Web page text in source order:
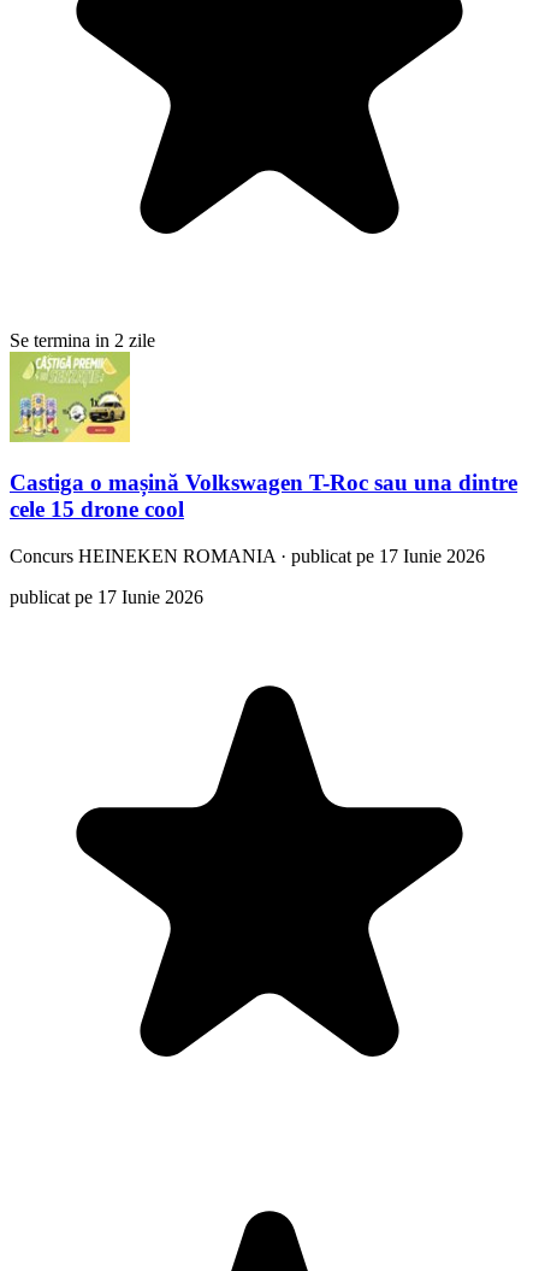
Se termina in 2 zile
Castiga o mașină Volkswagen T-Roc sau una dintre
cele 15 drone cool
Concurs HEINEKEN ROMANIA · publicat pe 17 Iunie 2026
publicat pe 17 Iunie 2026